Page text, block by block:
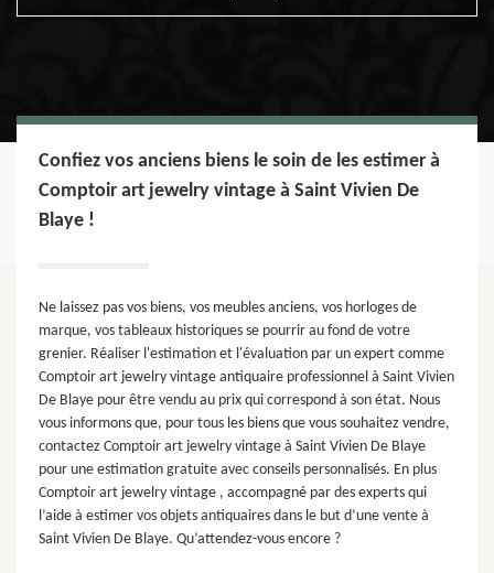
Confiez vos anciens biens le soin de les estimer à
Comptoir art jewelry vintage à Saint Vivien De
Blaye !
Ne laissez pas vos biens, vos meubles anciens, vos horloges de
marque, vos tableaux historiques se pourrir au fond de votre
grenier. Réaliser l'estimation et l'évaluation par un expert comme
Comptoir art jewelry vintage antiquaire professionnel à Saint Vivien
De Blaye pour être vendu au prix qui correspond à son état. Nous
vous informons que, pour tous les biens que vous souhaitez vendre,
contactez Comptoir art jewelry vintage à Saint Vivien De Blaye
pour une estimation gratuite avec conseils personnalisés. En plus
Comptoir art jewelry vintage , accompagné par des experts qui
l’aide à estimer vos objets antiquaires dans le but d’une vente à
Saint Vivien De Blaye. Qu’attendez-vous encore ?